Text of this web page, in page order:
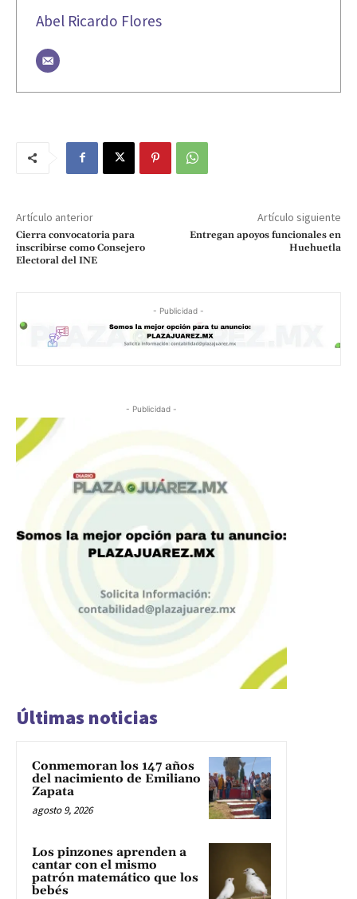
Abel Ricardo Flores
Artículo anterior
Cierra convocatoria para
inscribirse como Consejero
Electoral del INE
Artículo siguiente
Entregan apoyos funcionales en
Huehuetla
- Publicidad -
- Publicidad -
Últimas noticias
Conmemoran los 147 años
del nacimiento de Emiliano
Zapata
agosto 9, 2026
Los pinzones aprenden a
cantar con el mismo
patrón matemático que los
bebés